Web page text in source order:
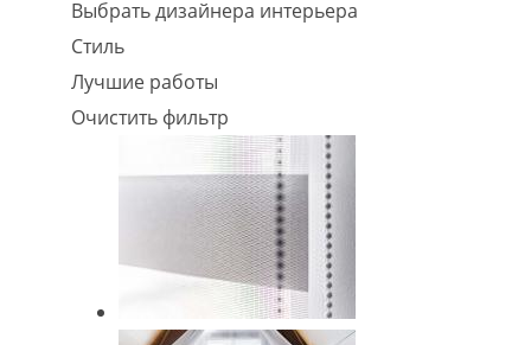
Выбрать дизайнера интерьера
Стиль
Лучшие работы
Очистить фильтр